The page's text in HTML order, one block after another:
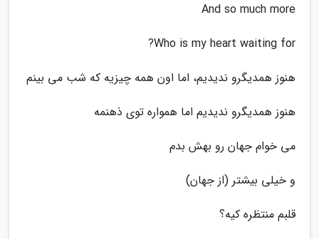
And so much more
Who is my heart waiting for?
هنوز همدیگرو ندیدیم، اما اون همه چیزیه که شب می بینم
هنوز همدیگرو ندیدیم اما همواره توی ذهنمه
می خوام جهان رو بهش بدم
و خیلی بیشتر (از جهان)
قلبم منتظره کیه؟